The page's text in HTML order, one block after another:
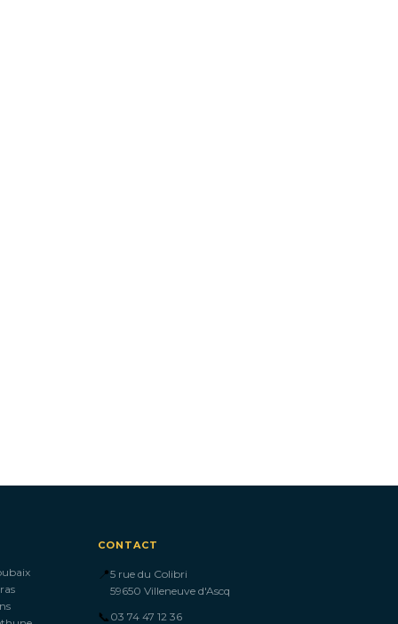
CONTACT
📍5 rue du Colibri
59650 Villeneuve d'Ascq
📞 03 74 47 12 36